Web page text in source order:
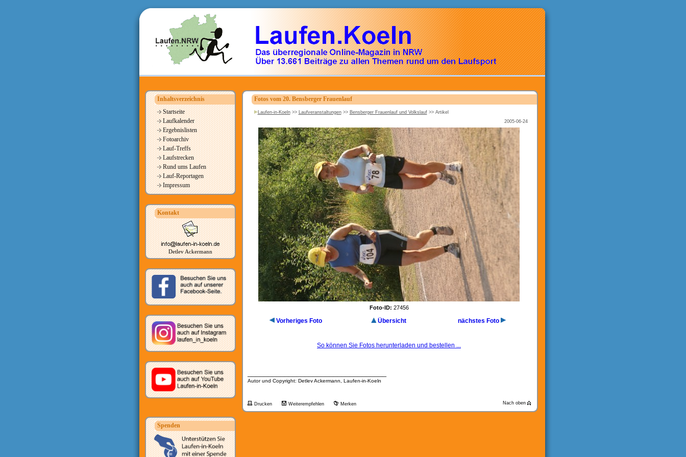
Inhaltsverzeichnis
Startseite
Laufkalender
Ergebnislisten
Fotoarchiv
Lauf-Treffs
Laufstrecken
Rund ums Laufen
Lauf-Reportagen
Impressum
Kontakt
Detlev Ackermann
Spenden
Fotos vom 20. Bensberger Frauenlauf
Laufen-in-Koeln>> Laufveranstaltungen>> Bensberger Frauenlauf und Volkslauf>> Artikel
2005-06-24
Foto-ID: 27456
Vorheriges Foto Übersicht nächstes Foto
So können Sie Fotos herunterladen und bestellen ...
Autor und Copyright: Detlev Ackermann, Laufen-in-Koeln
Drucken Weiterempfehlen Merken Nach oben